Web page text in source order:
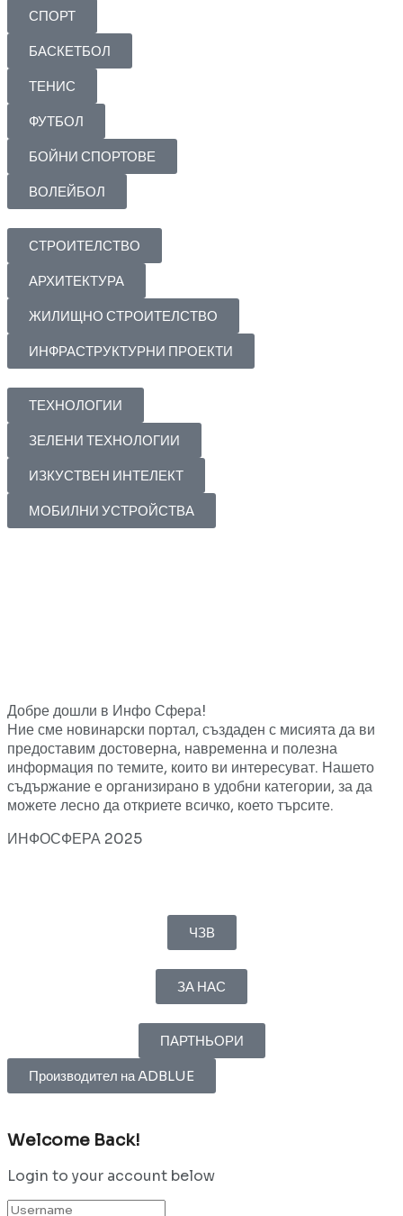
СПОРТ
БАСКЕТБОЛ
ТЕНИС
ФУТБОЛ
БОЙНИ СПОРТОВЕ
ВОЛЕЙБОЛ
СТРОИТЕЛСТВО
АРХИТЕКТУРА
ЖИЛИЩНО СТРОИТЕЛСТВО
ИНФРАСТРУКТУРНИ ПРОЕКТИ
ТЕХНОЛОГИИ
ЗЕЛЕНИ ТЕХНОЛОГИИ
ИЗКУСТВЕН ИНТЕЛЕКТ
МОБИЛНИ УСТРОЙСТВА
Добре дошли в Инфо Сфера!
Ние сме новинарски портал, създаден с мисията да ви
предоставим достоверна, навременна и полезна
информация по темите, които ви интересуват. Нашето
съдържание е организирано в удобни категории, за да
можете лесно да откриете всичко, което търсите.
ИНФОСФЕРА 2025
ЧЗВ
ЗА НАС
ПАРТНЬОРИ
Производител на ADBLUE
Welcome Back!
Login to your account below